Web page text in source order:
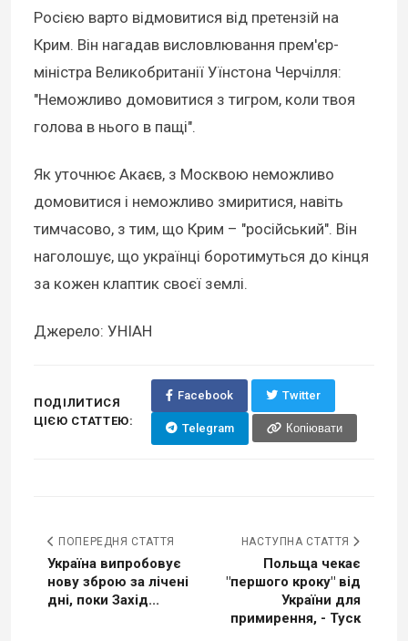
Росією варто відмовитися від претензій на
Крим. Він нагадав висловлювання прем'єр-
міністра Великобританії Уїнстона Черчілля:
"Неможливо домовитися з тигром, коли твоя
голова в нього в пащі".
Як уточнює Акаєв, з Москвою неможливо
домовитися і неможливо змиритися, навіть
тимчасово, з тим, що Крим – "російський". Він
наголошує, що українці боротимуться до кінця
за кожен клаптик своєї землі.
Джерело: УНІАН
ПОДІЛИТИСЯ
ЦІЄЮ СТАТТЕЮ:
Facebook Twitter
Telegram Копіювати
ПОПЕРЕДНЯ СТАТТЯ
Україна випробовує
нову зброю за лічені
дні, поки Захід...
НАСТУПНА СТАТТЯ
Польща чекає
"першого кроку" від
України для
примирення, - Туск